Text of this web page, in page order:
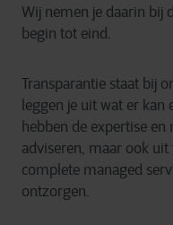
Wij nemen je daarin bij
begin tot eind.
Transparantie staat bij
leggen je uit wat er kan
hebben de expertise
adviseren, maar ook
complete managed
ontzorgen.